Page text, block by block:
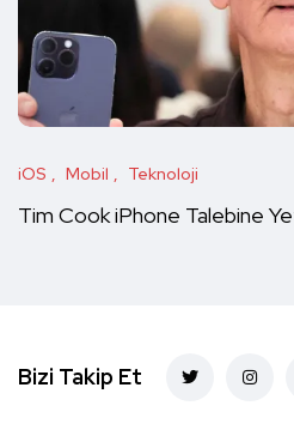
iOS Mobil Teknoloji
Tim Cook iPhone Talebine
Bizi Takip Et